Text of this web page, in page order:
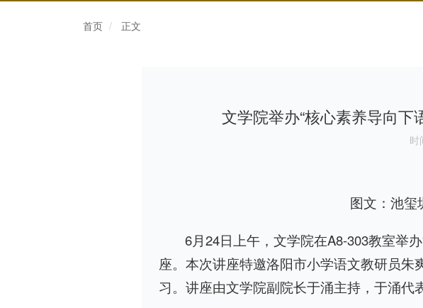
首页 正文
文学院举办“核心素养导向下
时
图文：池玺
6月24日上午，文学院在A8-303教室举
座。本次讲座特邀洛阳市小学语文教研员
习。讲座由文学院副院长于涌主持，于涌代